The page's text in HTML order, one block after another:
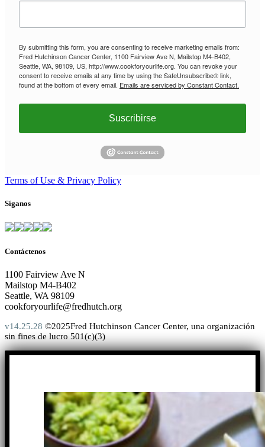
By submitting this form, you are consenting to receive marketing emails from:
Fred Hutchinson Cancer Center, 1100 Fairview Ave N, Mailstop M4-B402,
Seattle, WA, 98109, US, http://www.cookforyourlife.org. You can revoke your
consent to receive emails at any time by using the SafeUnsubscribe® link,
found at the bottom of every email. Emails are serviced by Constant Contact.
Suscribirse
Terms of Use & Privacy Policy
Síganos
Contáctenos
1100 Fairview Ave N
Mailstop M4-B402
Seattle, WA 98109
cookforyourlife@fredhutch.org
v14.25.28 ©2025Fred Hutchinson Cancer Center, una organización
sin fines de lucro 501(c)(3)